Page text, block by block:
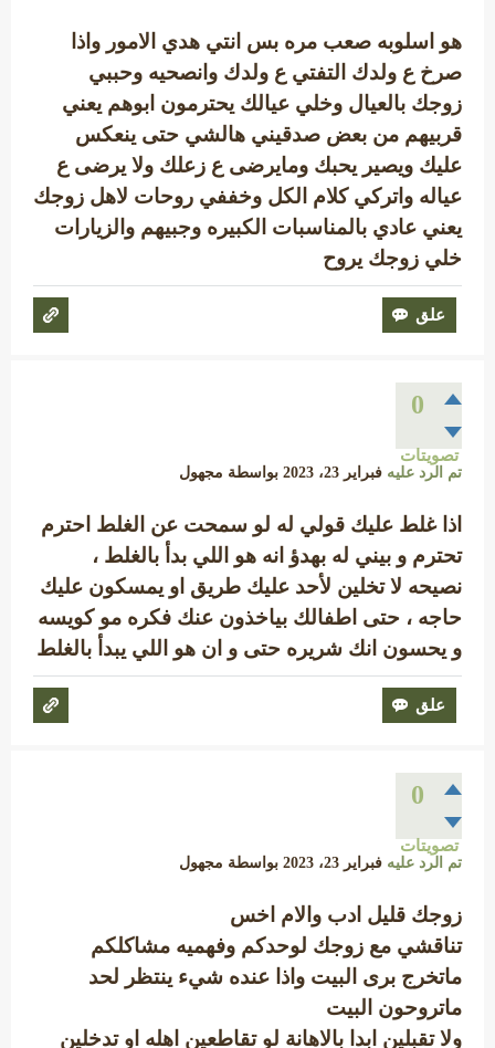
هو اسلوبه صعب مره بس انتي هدي الامور واذا
صرخ ع ولدك التفتي ع ولدك وانصحيه وحببي
زوجك بالعيال وخلي عيالك يحترمون ابوهم يعني
قربيهم من بعض صدقيني هالشي حتى ينعكس
عليك ويصير يحبك ومايرضى ع زعلك ولا يرضى ع
عياله واتركي كلام الكل وخففي روحات لاهل زوجك
يعني عادي بالمناسبات الكبيره وجبيهم والزيارات
خلي زوجك يروح
0
تصويتات
تم الرد عليه فبراير 23، 2023 بواسطة مجهول
اذا غلط عليك قولي له لو سمحت عن الغلط احترم
تحترم و بيني له بهدؤ انه هو اللي بدأ بالغلط ،
نصيحه لا تخلين لأحد عليك طريق او يمسكون عليك
حاجه ، حتى اطفالك بياخذون عنك فكره مو كويسه
و يحسون انك شريره حتى و ان هو اللي يبدأ بالغلط
0
تصويتات
تم الرد عليه فبراير 23، 2023 بواسطة مجهول
زوجك قليل ادب والام اخس
تناقشي مع زوجك لوحدكم وفهميه مشاكلكم
ماتخرج برى البيت واذا عنده شيء ينتظر لحد
ماتروحون البيت
ولا تقبلين ابدا بالاهانة لو تقاطعين اهله او تدخلين